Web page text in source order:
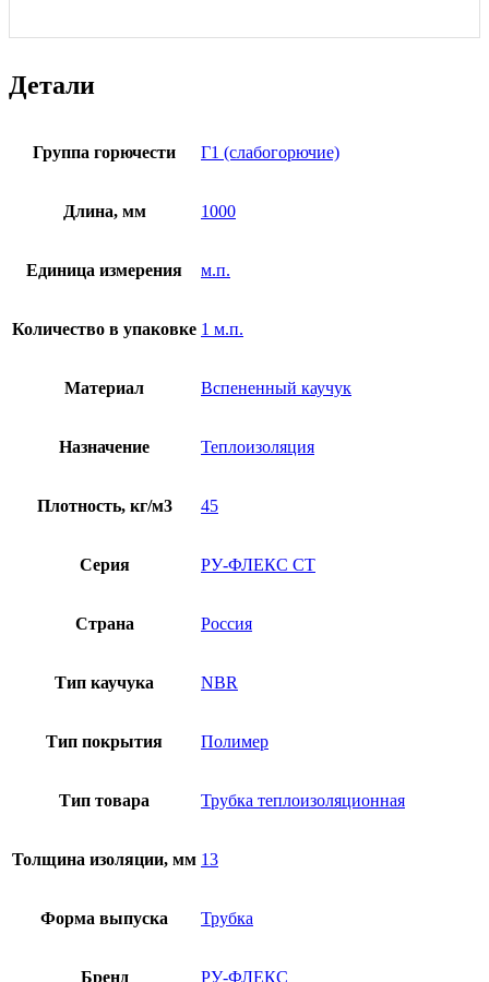
Детали
Группа горючести Г1 (слабогорючие)
Длина, мм 1000
Единица измерения м.п.
Количество в упаковке 1 м.п.
Материал Вспененный каучук
Назначение Теплоизоляция
Плотность, кг/м3 45
Серия РУ-ФЛЕКС СТ
Страна Россия
Тип каучука NBR
Тип покрытия Полимер
Тип товара Трубка теплоизоляционная
Толщина изоляции, мм 13
Форма выпуска Трубка
Бренд РУ-ФЛЕКС